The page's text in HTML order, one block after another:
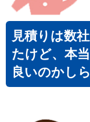
見積りは数
たけど、本
良いのかし